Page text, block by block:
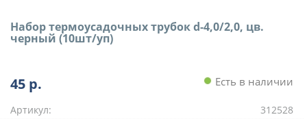
Набор термоусадочных трубок d-4,0/2,0, цв.
черный (10шт/уп)
45 р. Есть в наличии
Артикул:
312528